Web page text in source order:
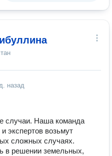
назад
случаи. Наша команда
экспертов возьмут
сложных случаях.
в решении земельных,